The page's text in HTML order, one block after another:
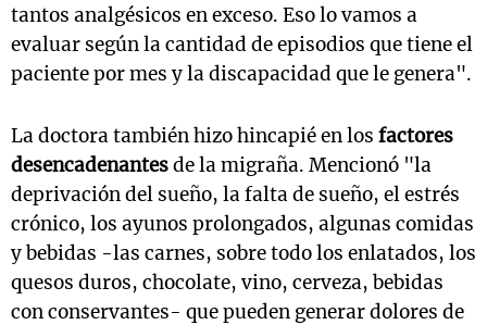
tantos analgésicos en exceso. Eso lo vamos a
evaluar según la cantidad de episodios que tiene el
paciente por mes y la discapacidad que le genera".
La doctora también hizo hincapié en los factores
desencadenantesde la migraña. Mencionó "la
deprivación del sueño, la falta de sueño, el estrés
crónico, los ayunos prolongados, algunas comidas
y bebidas -las carnes, sobre todo los enlatados, los
quesos duros, chocolate, vino, cerveza, bebidas
con conservantes- que pueden generar dolores de